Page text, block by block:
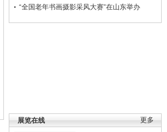
“全国老年书画摄影采风大赛”在山东举办
更多
展览在线